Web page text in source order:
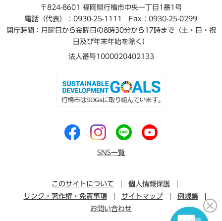
〒824-8601 福岡県行橋市中央一丁目1番1号
電話（代表）：0930-25-1111
Fax：0930-25-0299
開庁時間：月曜日から金曜日の8時30分から17時まで（土・日・祝
日及び年末年始を除く）
法人番号1000020402133
SNS一覧
このサイトについて
個人情報保護
リンク・著作権・免責事項
サイトマップ
例規集
お問い合わせ